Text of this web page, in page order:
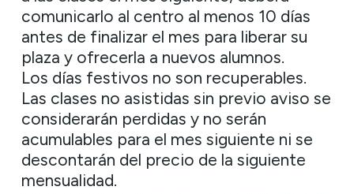
comunicarlo al centro al menos 10 días
antes de finalizar el mes para liberar su
plaza y ofrecerla a nuevos alumnos.
Los días festivos no son recuperables.
Las clases no asistidas sin previo aviso se
considerarán perdidas y no serán
acumulables para el mes siguiente ni se
descontarán del precio de la siguiente
mensualidad.